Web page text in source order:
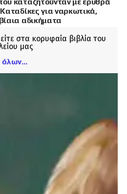
για ναρκωτικά,
αδικήματα
στα κορυφαία βιβλία του
μας
όλων